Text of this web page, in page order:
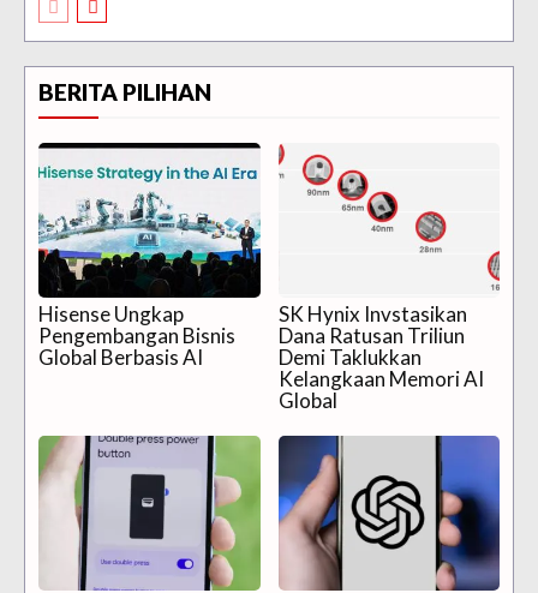
BERITA PILIHAN
Hisense Ungkap
Pengembangan Bisnis
Global Berbasis AI
SK Hynix Invstasikan
Dana Ratusan Triliun
Demi Taklukkan
Kelangkaan Memori AI
Global